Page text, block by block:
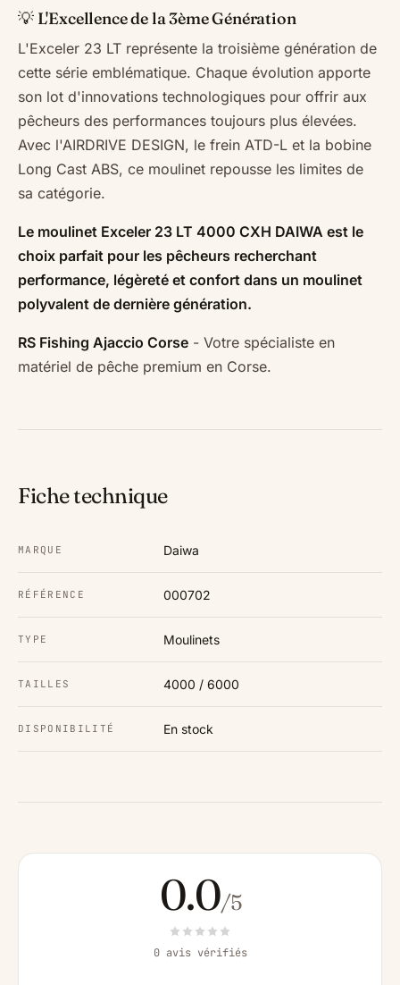
💡 L'Excellence de la 3ème Génération
L'Exceler 23 LT représente la troisième génération de
cette série emblématique. Chaque évolution apporte
son lot d'innovations technologiques pour offrir aux
pêcheurs des performances toujours plus élevées.
Avec l'AIRDRIVE DESIGN, le frein ATD-L et la bobine
Long Cast ABS, ce moulinet repousse les limites de
sa catégorie.
Le moulinet Exceler 23 LT 4000 CXH DAIWA est le
choix parfait pour les pêcheurs recherchant
performance, légèreté et confort dans un moulinet
polyvalent de dernière génération.
RS Fishing Ajaccio Corse - Votre spécialiste en
matériel de pêche premium en Corse.
Fiche technique
MARQUE Daiwa
RÉFÉRENCE 000702
TYPE Moulinets
TAILLES 4000 / 6000
DISPONIBILITÉ En stock
0.0/5
0 avis vérifiés